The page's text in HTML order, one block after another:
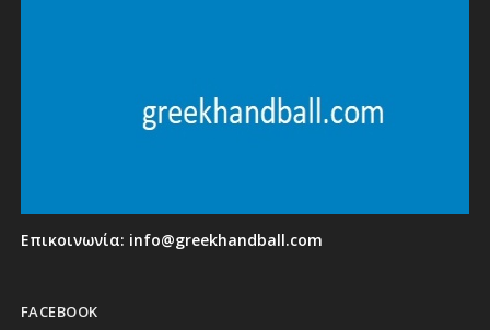
Επικοινωνία: info@greekhandball.com
FACEBOOK